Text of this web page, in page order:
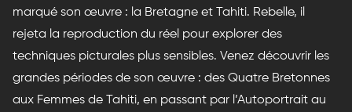
marqué son œuvre : la Bretagne et Tahiti. Rebelle, il
rejeta la reproduction du réel pour explorer des
techniques picturales plus sensibles. Venez découvrir les
grandes périodes de son œuvre : des Quatre Bretonnes
aux Femmes de Tahiti, en passant par l’Autoportrait au